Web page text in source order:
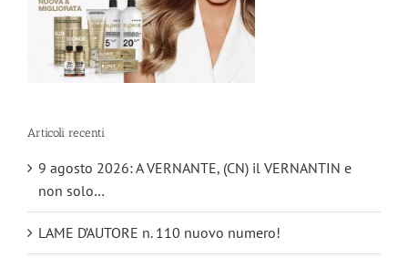
Articoli recenti
9 agosto 2026: A VERNANTE, (CN) il VERNANTIN e
non solo…
LAME D’AUTORE n. 110 nuovo numero!